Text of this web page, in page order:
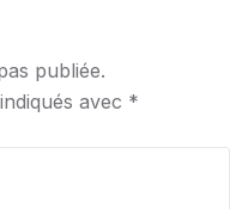
publiée.
avec *